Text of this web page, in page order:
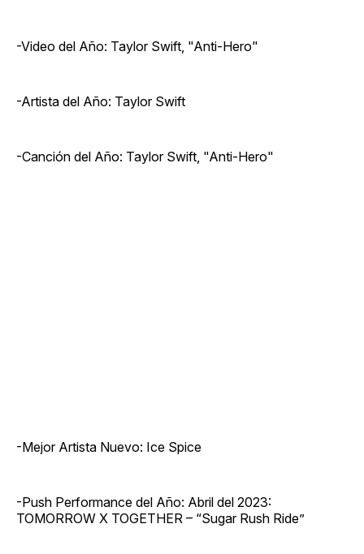
-Video del Año: Taylor Swift, "Anti-Hero"
-Artista del Año: Taylor Swift
-Canción del Año: Taylor Swift, "Anti-Hero"
-Mejor Artista Nuevo: Ice Spice
-Push Performance del Año: Abril del 2023:
TOMORROW X TOGETHER – “Sugar Rush Ride”